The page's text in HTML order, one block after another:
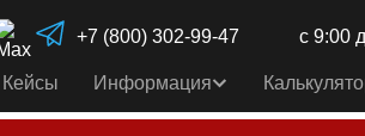
+7 (800) 302-99-47 с 9:00
Кейсы Информация